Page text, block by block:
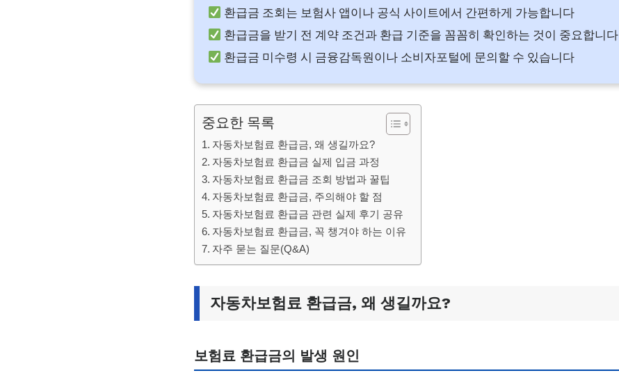
환급금 조회는 보험사 앱이나 공식 사이트에서 간편하게 가능합니다
환급금을 받기 전 계약 조건과 환급 기준을 꼼꼼히 확인하는 것이 중요합니다
환급금 미수령 시 금융감독원이나 소비자포털에 문의할 수 있습니다
중요한 목록
자동차보험료 환급금, 왜 생길까요?
자동차보험료 환급금 실제 입금 과정
자동차보험료 환급금 조회 방법과 꿀팁
자동차보험료 환급금, 주의해야 할 점
자동차보험료 환급금 관련 실제 후기 공유
자동차보험료 환급금, 꼭 챙겨야 하는 이유
자주 묻는 질문(Q&A)
자동차보험료 환급금, 왜 생길까요?
보험료 환급금의 발생 원인